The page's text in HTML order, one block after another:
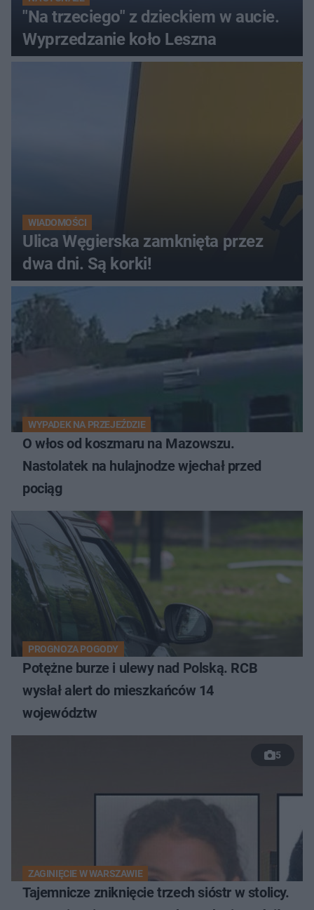
"Na trzeciego" z dzieckiem w aucie.
Wyprzedzanie koło Leszna
WIADOMOŚCI
Ulica Węgierska zamknięta przez
dwa dni. Są korki!
WYPADEK NA PRZEJEŹDZIE
O włos od koszmaru na Mazowszu.
Nastolatek na hulajnodze wjechał przed
pociąg
PROGNOZA POGODY
Potężne burze i ulewy nad Polską. RCB
wysłał alert do mieszkańców 14
województw
5
ZAGINIĘCIE W WARSZAWIE
Tajemnicze zniknięcie trzech sióstr w stolicy.